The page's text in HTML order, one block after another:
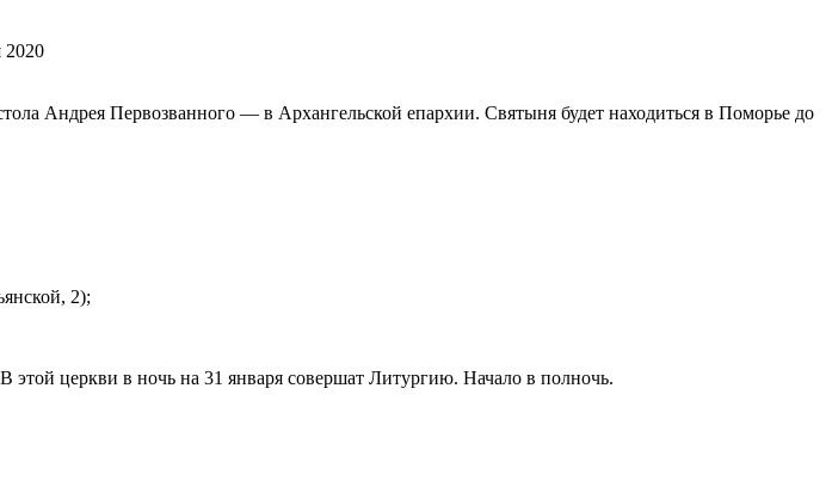
2020
Андрея Первозванного — в Архангельской епархии. Святыня будет находиться в Поморье до
2);
церкви в ночь на 31 января совершат Литургию. Начало в полночь.